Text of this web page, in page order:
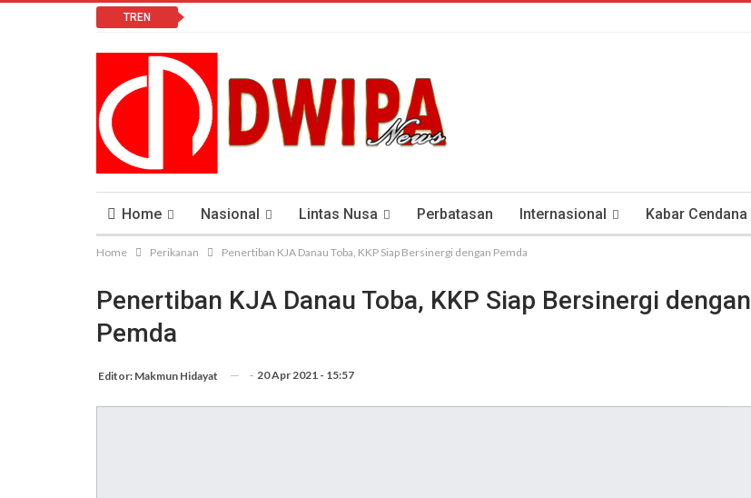
TREN
Home Nasional Lintas Nusa Perbatasan Internasional Kabar Cendana
Lomba Vlog Cendana News Peduli Kesehatan Antisipasi COVID-19
Home Perikanan Penertiban KJA Danau Toba, KKP Siap Bersinergi dengan Pemda
Penertiban KJA Danau Toba, KKP Siap Bersinergi dengan
Pemda
Editor: Makmun Hidayat - 20 Apr 2021 - 15:57